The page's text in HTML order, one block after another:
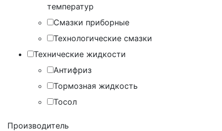
температур
Смазки приборные
Технологические смазки
Технические жидкости
Антифриз
Тормозная жидкость
Тосол
Производитель